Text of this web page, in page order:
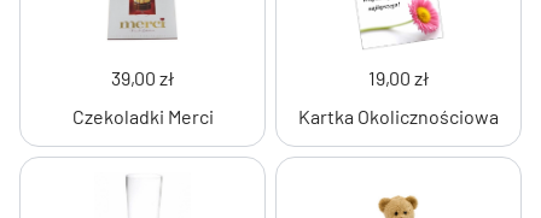
39,00 zł
Czekoladki Merci
19,00 zł
Kartka Okolicznościowa